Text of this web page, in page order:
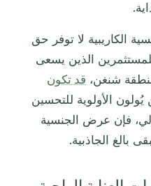
الكاريبية لا توفر حق
الذين يسعى
شنغن، قد تكون
يُولون الأولوية للتحسين
فإن عرض الجنسية
بالغ الجاذبية.